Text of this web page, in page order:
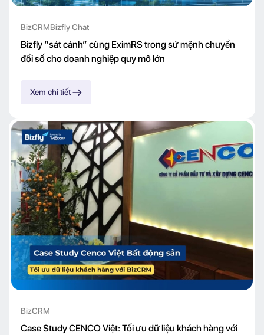
BizCRMBizfly Chat
Bizfly “sát cánh” cùng EximRS trong sứ mệnh chuyển
đổi số cho doanh nghiệp quy mô lớn
Xem chi tiết
BizCRM
Case Study CENCO Việt: Tối ưu dữ liệu khách hàng với